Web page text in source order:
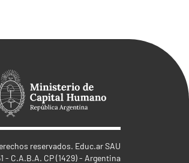
reservados. Educ.ar SAU
- C.A.B.A. CP (1429) - Argentina